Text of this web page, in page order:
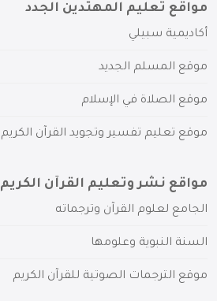
مواقع تعليم المهتدين الجدد
أكاديمية سبيلي
موقع المسلم الجديد
موقع الصلاة في الإسلام
موقع تعليم تفسير وتجويد القرآن الكريم
مواقع نشر وتعليم القرآن الكريم
الجامع لعلوم القرآن وترجماته
السنة النبوية وعلومها
موقع الترجمات الصوتية للقرآن الكريم